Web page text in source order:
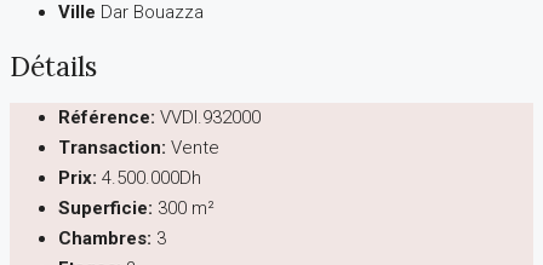
Ville Dar Bouazza
Détails
Référence: VVDI.932000
Transaction: Vente
Prix: 4.500.000Dh
Superficie: 300 m²
Chambres: 3